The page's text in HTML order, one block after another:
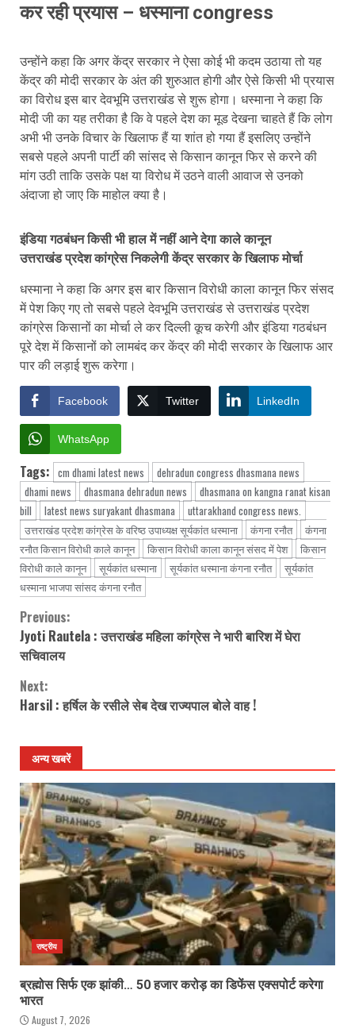
कर रही प्रयास – धस्माना congress
उन्होंने कहा कि अगर केंद्र सरकार ने ऐसा कोई भी कदम उठाया तो यह
केंद्र की मोदी सरकार के अंत की शुरुआत होगी और ऐसे किसी भी प्रयास
का विरोध इस बार देवभूमि उत्तराखंड से शुरू होगा। धस्माना ने कहा कि
मोदी जी का यह तरीका है कि वे पहले देश का मूड देखना चाहते हैं कि लोग
अभी भी उनके विचार के खिलाफ हैं या शांत हो गया हैं इसलिए उन्होंने
सबसे पहले अपनी पार्टी की सांसद से किसान कानून फिर से करने की
मांग उठी ताकि उसके पक्ष या विरोध में उठने वाली आवाज से उनको
अंदाजा हो जाए कि माहोल क्या है।
इंडिया गठबंधन किसी भी हाल में नहीं आने देगा काले कानून
उत्तराखंड प्रदेश कांग्रेस निकलेगी केंद्र सरकार के खिलाफ मोर्चा
धस्माना ने कहा कि अगर इस बार किसान विरोधी काला कानून फिर संसद
में पेश किए गए तो सबसे पहले देवभूमि उत्तराखंड से उत्तराखंड प्रदेश
कांग्रेस किसानों का मोर्चा ले कर दिल्ली कूच करेगी और इंडिया गठबंधन
पूरे देश में किसानों को लामबंद कर केंद्र की मोदी सरकार के खिलाफ आर
पार की लड़ाई शुरू करेगा।
Facebook Twitter LinkedIn
WhatsApp
Tags: cm dhami latest news
dehradun congress dhasmana news
dhami news
dhasmana dehradun news
dhasmana on kangna ranat kisan
bill
latest news suryakant dhasmana
uttarakhand congress news.
उत्तराखंड प्रदेश कांग्रेस के वरिष्ठ उपाध्यक्ष सूर्यकांत धस्माना
कंगना रनौत
कंगना
रनौत किसान विरोधी काले कानून
किसान विरोधी काला कानून संसद में पेश
किसान
विरोधी काले कानून
सूर्यकांत धस्माना सूर्यकांत धस्माना कंगना रनौत
सूर्यकांत
धस्माना भाजपा सांसद कंगना रनौत
Continue
Reading
Previous:
Jyoti Rautela : उत्तराखंड महिला कांग्रेस ने भारी बारिश में घेरा
सचिवालय
Next:
Harsil : हर्षिल के रसीले सेब देख राज्यपाल बोले वाह !
अन्य खबरें
राष्ट्रीय
ब्रह्मोस सिर्फ एक झांकी… 50 हजार करोड़ का डिफेंस एक्सपोर्ट करेगा
भारत
August 7, 2026